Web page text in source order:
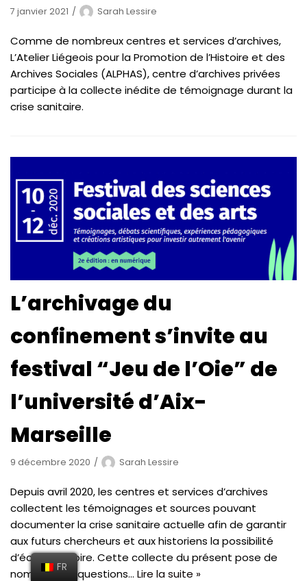
7 janvier 2021 Sarah Lessire
Comme de nombreux centres et services d’archives,
L’Atelier Liégeois pour la Promotion de l’Histoire et des
Archives Sociales (ALPHAS), centre d’archives privées
participe à la collecte inédite de témoignage durant la
crise sanitaire.
L’archivage du
confinement s’invite au
festival “Jeu de l’Oie” de
l’université d’Aix-
Marseille
9 décembre 2020 Sarah Lessire
Depuis avril 2020, les centres et services d’archives
collectent les témoignages et sources pouvant
documenter la crise sanitaire actuelle afin de garantir
aux futurs chercheurs et aux historiens la possibilité
d’écrire l’histoire. Cette collecte du présent pose de
nombreuses questions… Lire la suite »
FR